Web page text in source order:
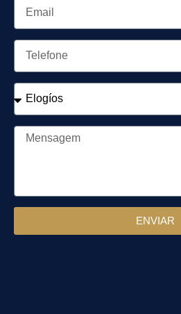
ENVIAR